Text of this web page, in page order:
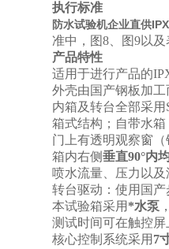
执行标准
防水试验机企业直供
准中，图8、图9以
产品特性
适用于进行产品的
外壳由国产钢板加
内箱及转台全部采
箱式结构；自带水
门上有透明观察窗
箱内右侧垂直90°内
喷水流量、压力以
转台驱动：使用国
本试验箱采用 *水泵
测试时间可在触控屏
核心控制系统采用 7